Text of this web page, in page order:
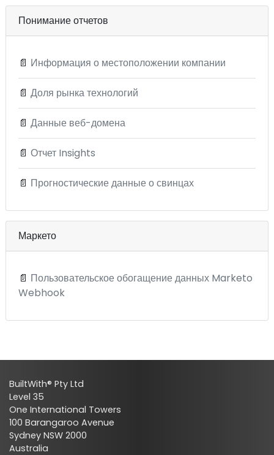
Понимание отчетов
📄 Информация о местоположении компании
📄 Доля рынка технологий
📄 Данные веб-домена
📄 Отчет Insights
📄 Прогностические данные о свинцах
Маркето
📄 Пользовательское обогащение данных Marketo
Webhook
BuiltWith® Pty Ltd
Level 35
One International Towers
100 Barangaroo Avenue
Sydney NSW 2000
Australia